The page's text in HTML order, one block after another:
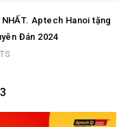
NHẤT. Aptech Hanoi tặng
Đán 2024